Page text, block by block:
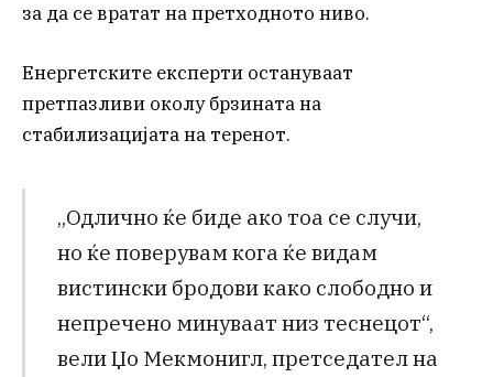
за да се вратат на претходното ниво.
Енергетските експерти остануваат
претпазливи околу брзината на
стабилизацијата на теренот.
„Одлично ќе биде ако тоа се случи,
но ќе поверувам кога ќе видам
вистински бродови како слободно и
непречено минуваат низ теснецот“,
вели Џо Мекмонигл, претседател на